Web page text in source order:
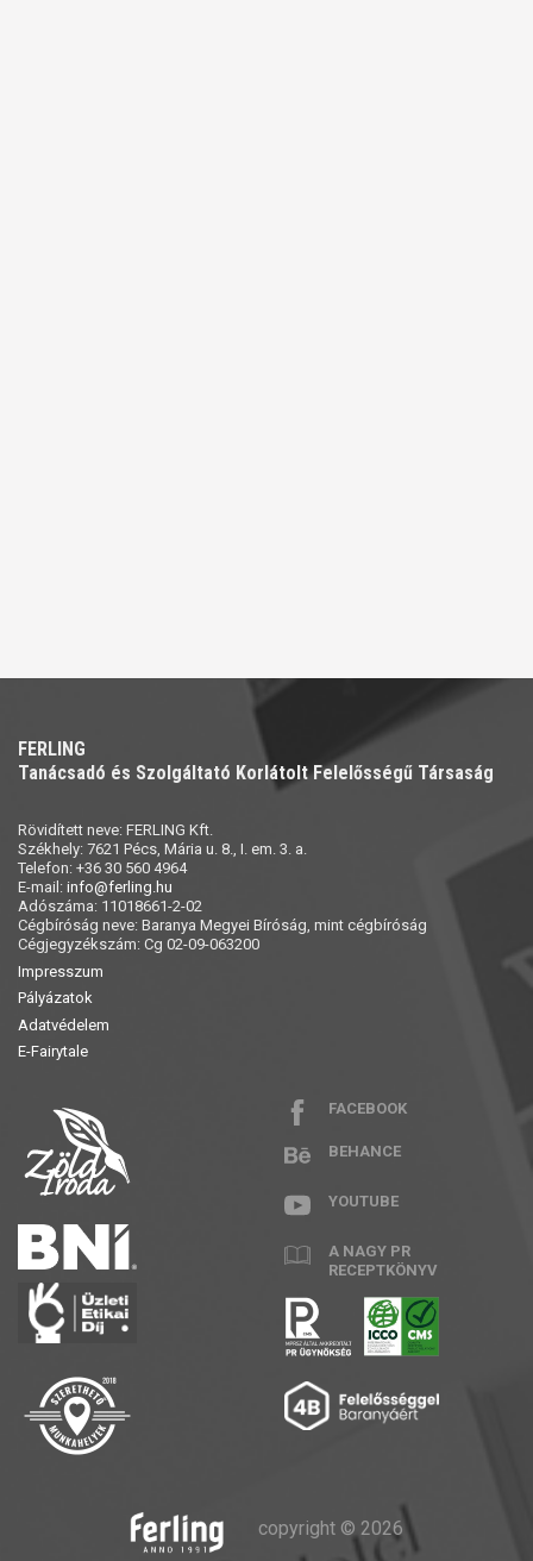
FERLING
Tanácsadó és Szolgáltató Korlátolt Felelősségű Társaság
Rövidített neve: FERLING Kft.
Székhely: 7621 Pécs, Mária u. 8., I. em. 3. a.
Telefon: +36 30 560 4964
E-mail: info@ferling.hu
Adószáma: 11018661-2-02
Cégbíróság neve: Baranya Megyei Bíróság, mint cégbíróság
Cégjegyzékszám: Cg 02-09-063200
Impresszum
Pályázatok
Adatvédelem
E-Fairytale
FACEBOOK
BEHANCE
YOUTUBE
A NAGY PR
RECEPTKÖNYV
copyright © 2026